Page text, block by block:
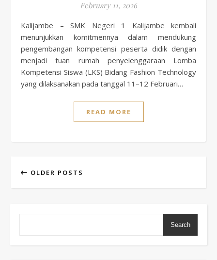
February 11, 2026
Kalijambe – SMK Negeri 1 Kalijambe kembali
menunjukkan komitmennya dalam mendukung
pengembangan kompetensi peserta didik dengan
menjadi tuan rumah penyelenggaraan Lomba
Kompetensi Siswa (LKS) Bidang Fashion Technology
yang dilaksanakan pada tanggal 11–12 Februari…
READ MORE
OLDER POSTS
Search